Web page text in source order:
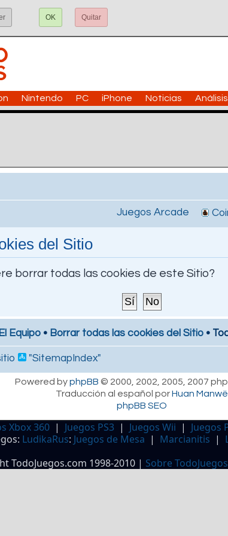
OK Quitar
Nintendo PC iPhone Noticias Análisis
Juegos Arcade
del Sitio
borrar todas las cookies de este Sitio?
El Equipo • Borrar todas las cookies del Sitio •
"SitemapIndex"
Powered byphpBB © 2000, 2002, 2005, 2007
Traducción al español porHuan Manwë
phpBB SEO
Xbox 360 | Juegos PS3 | Juegos Wii | Juegos
LudikaRus: Juegos de Mesa | Marcianitis |
TodoJuegos.com 1998-2010 | Sobre